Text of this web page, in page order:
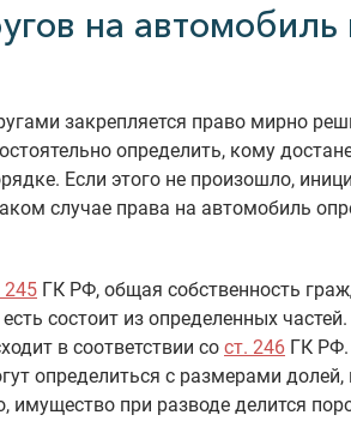
на автомобиль
закрепляется право мирно
определить, кому
Если этого не произошло,
случае права на автомобиль
245 ГК РФ, общая собственность
состоит из определенных
в соответствии со ст. 246 ГК РФ.
определиться с размерами долей,
имущество при разводе делится